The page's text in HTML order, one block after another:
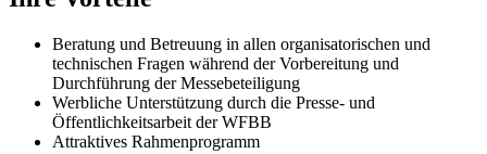
Beratung und Betreuung in allen organisatorischen und
technischen Fragen während der Vorbereitung und
Durchführung der Messebeteiligung
Werbliche Unterstützung durch die Presse- und
Öffentlichkeitsarbeit der WFBB
Attraktives Rahmenprogramm